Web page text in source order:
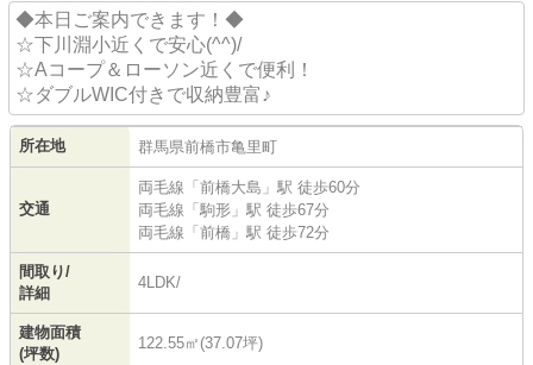
◆本日ご案内できます！◆
☆下川淵小近くで安心(^^)/
☆Aコープ＆ローソン近くで便利！
☆ダブルWIC付きで収納豊富♪
所在地 群馬県前橋市亀里町
交通
両毛線 「 前橋大島 」駅 徒歩60分
両毛線 「 駒形 」駅 徒歩67分
両毛線 「 前橋 」駅 徒歩72分
間取り/
詳細
4LDK/
建物面積
(坪数)
122.55㎡(37.07坪)